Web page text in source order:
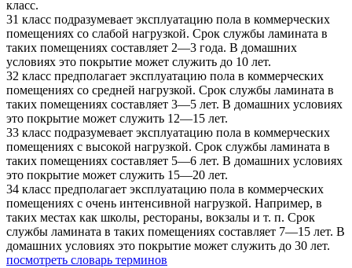
класс.
31 класс подразумевает эксплуатацию пола в коммерческих
помещениях со слабой нагрузкой. Срок службы ламината в
таких помещениях составляет 2—3 года. В домашних
условиях это покрытие может служить до 10 лет.
32 класс предполагает эксплуатацию пола в коммерческих
помещениях со средней нагрузкой. Срок службы ламината в
таких помещениях составляет 3—5 лет. В домашних условиях
это покрытие может служить 12—15 лет.
33 класс подразумевает эксплуатацию пола в коммерческих
помещениях с высокой нагрузкой. Срок службы ламината в
таких помещениях составляет 5—6 лет. В домашних условиях
это покрытие может служить 15—20 лет.
34 класс предполагает эксплуатацию пола в коммерческих
помещениях с очень интенсивной нагрузкой. Например, в
таких местах как школы, рестораны, вокзалы и т. п. Срок
службы ламината в таких помещениях составляет 7—15 лет. В
домашних условиях это покрытие может служить до 30 лет.
посмотреть словарь терминов